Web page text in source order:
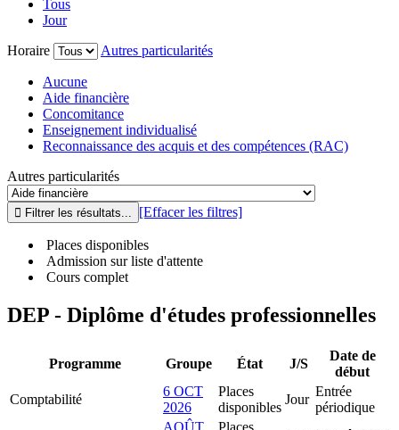
Tous
Jour
Horaire
Autres particularités
Aucune
Aide financière
Concomitance
Enseignement individualisé
Reconnaissance des acquis et des compétences (RAC)
Autres particularités
[Effacer les filtres]
Places disponibles
Admission sur liste d'attente
Cours complet
DEP - Diplôme d'études professionnelles
Programme Groupe État J/S
Date de
début
Comptabilité
6 OCT
2026
Places
disponibles
Jour
Entrée
périodique
AOÛT
Places